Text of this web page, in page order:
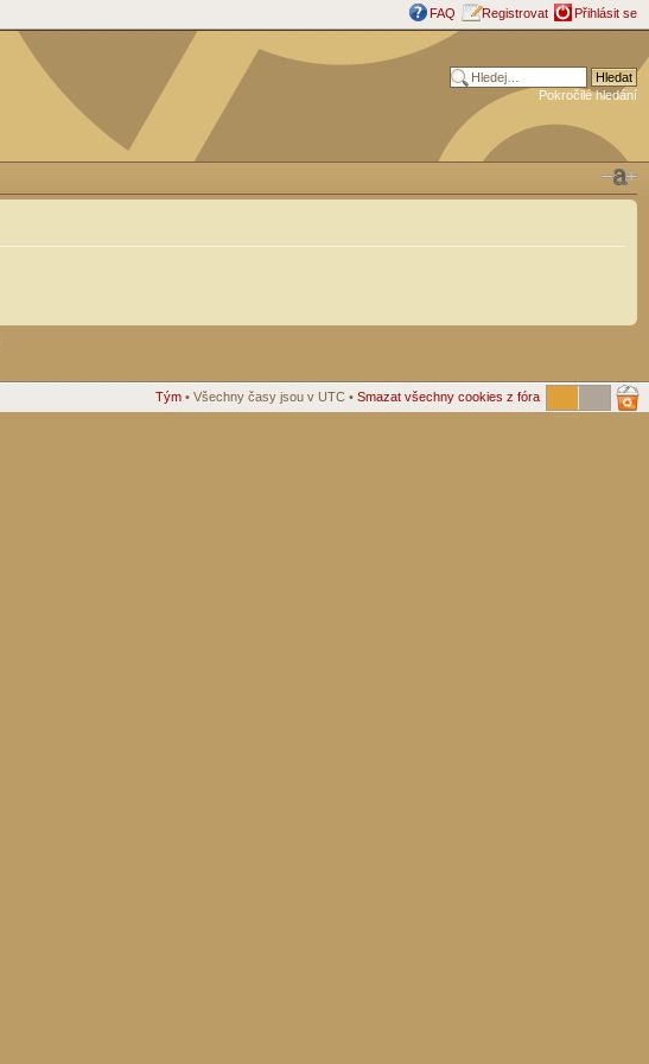
FAQ Registrovat Přihlásit se
Pokročilé hledání
Tým • Všechny časy jsou v UTC • Smazat všechny cookies z fóra